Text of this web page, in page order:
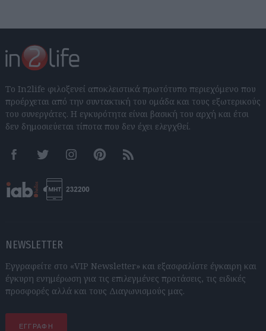
Το In2life φιλοξενεί αποκλειστικά πρωτότυπο περιεχόμενο που
προέρχεται από την συντακτική του ομάδα και τους εξωτερικούς
του συνεργάτες. Η εγκυρότητα είναι βασική του αρχή και έτσι
δεν δημοσιεύεται τίποτα που δεν έχει ελεγχθεί.
FacebookTwitter InstagramPinterestRSS feeds
NEWSLETTER
Εγγραφείτε στο «VIP Newsletter» και εξασφαλίστε έγκαιρη και
έγκυρη ενημέρωση για τις επιλεγμένες προτάσεις, τις ειδικές
προσφορές αλλά και τους Διαγωνισμούς μας.
ΕΓΓΡΑΦΗ